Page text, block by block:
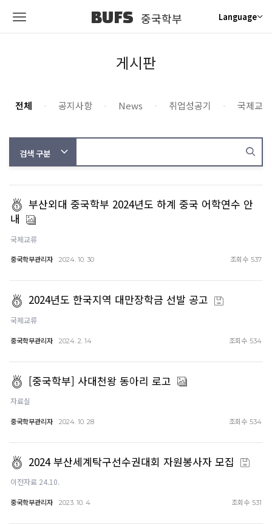
BUFS 중국학부 Language
게시판
전체 공지사항 News 취업성공기 국제교류
부산외대 중국학부 2024년도 하계 중국 어학연수 안
내
국제교류
중국학부관리자 2024. 10. 30 조회수 537
2024년도 한국지역 대만장학금 선발 공고
국제교류
중국학부관리자 2024. 2. 14 조회수 534
[중국학부] 사대천왕 동아리 로고
자료실
중국학부관리자 2024. 10. 28 조회수 534
2024 부산세계탁구선수권대회 자원봉사자 모집
이전자료 24.10.
중국학부관리자 2023. 10. 4 조회수 531